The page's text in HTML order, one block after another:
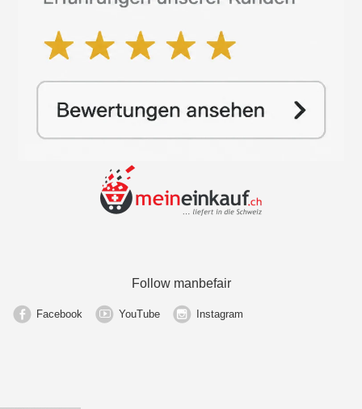
Follow manbefair
Facebook YouTube Instagram